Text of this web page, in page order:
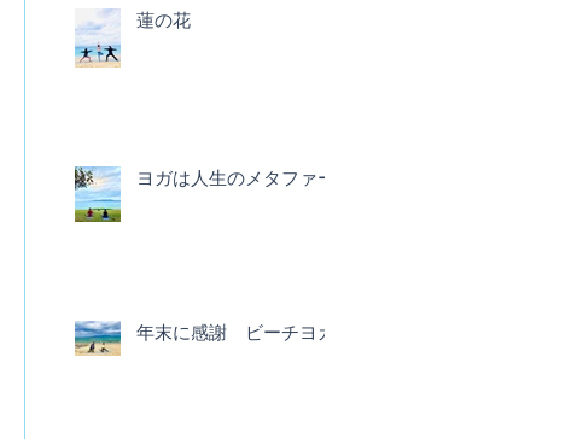
蓮の花
ヨガは人生のメタファー
年末に感謝 ビーチヨガ